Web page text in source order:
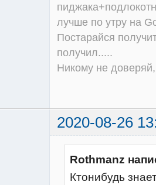
лучше по утру на
Постарайся
получил.....
Никому не
2020-08-26
Rothmanz
Ктонибудь